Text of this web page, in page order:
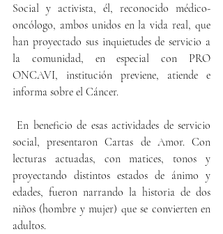
Social y activista, él, reconocido médico-
oncólogo, ambos unidos en la vida real, que
han proyectado sus inquietudes de servicio a
la comunidad, en especial con PRO
ONCAVI, institución previene, atiende e
informa sobre el Cáncer.
En beneficio de esas actividades de servicio
social, presentaron Cartas de Amor. Con
lecturas actuadas, con matices, tonos y
proyectando distintos estados de ánimo y
edades, fueron narrando la historia de dos
niños (hombre y mujer) que se convierten en
adultos.